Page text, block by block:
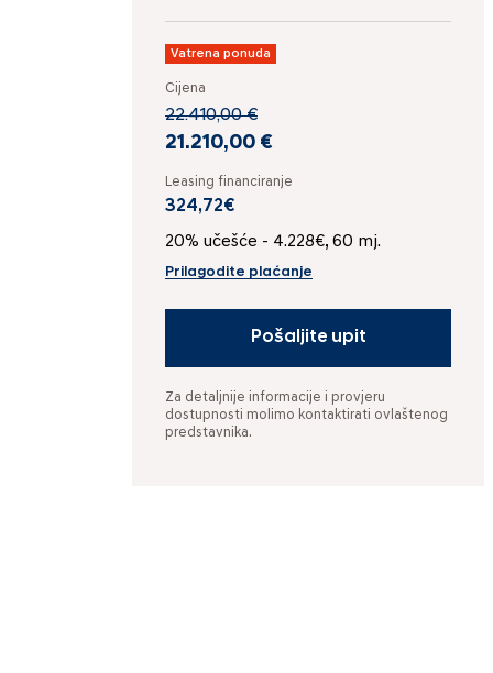
Vatrena ponuda
Cijena
22.410,00 €
21.210,00 €
Leasing financiranje
324,72€
20% učešće - 4.228€, 60 mj.
Prilagodite plaćanje
Pošaljite upit
Za detaljnije informacije i provjeru
dostupnosti molimo kontaktirati ovlaštenog
predstavnika.